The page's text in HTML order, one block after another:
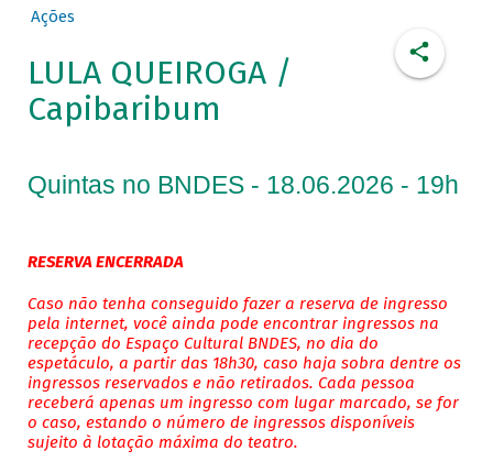
Ações
LULA QUEIROGA /
Capibaribum
Quintas no BNDES - 18.06.2026 - 19h
RESERVA ENCERRADA
Caso não tenha conseguido fazer a reserva de ingresso
pela internet, você ainda pode encontrar ingressos na
recepção do Espaço Cultural BNDES, no dia do
espetáculo, a partir das 18h30, caso haja sobra dentre os
ingressos reservados e não retirados. Cada pessoa
receberá apenas um ingresso com lugar marcado, se for
o caso, estando o número de ingressos disponíveis
sujeito à lotação máxima do teatro.